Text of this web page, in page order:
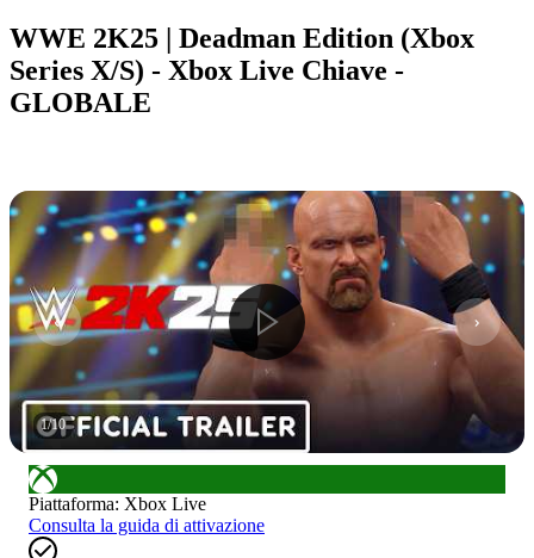
WWE 2K25 | Deadman Edition (Xbox
Series X/S) - Xbox Live Chiave -
GLOBALE
1/10
Piattaforma: Xbox Live
Consulta la guida di attivazione